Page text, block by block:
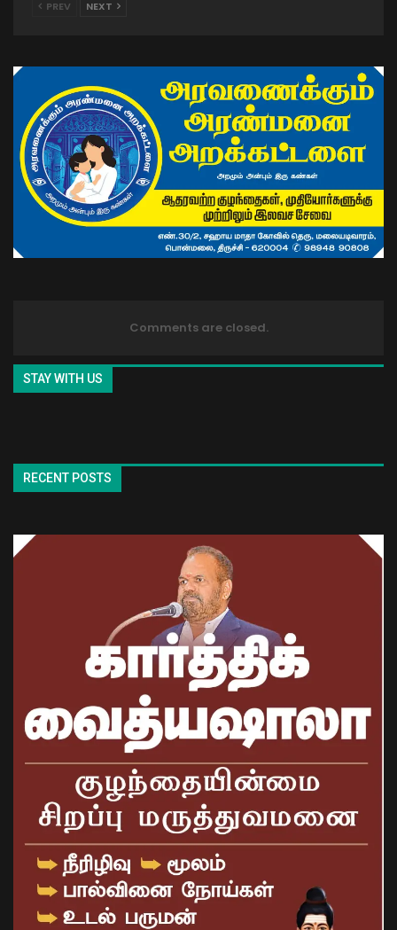
PREV NEXT
Comments are closed.
STAY WITH US
RECENT POSTS